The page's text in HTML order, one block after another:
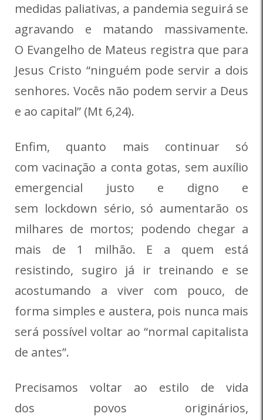
medidas paliativas, a pandemia seguirá se
agravando e matando massivamente.
O Evangelho de Mateus registra que para
Jesus Cristo “ninguém pode servir a dois
senhores. Vocês não podem servir a Deus
e ao capital” (Mt 6,24).
Enfim, quanto mais continuar só
com vacinação a conta gotas, sem auxílio
emergencial justo e digno e
sem lockdown sério, só aumentarão os
milhares de mortos; podendo chegar a
mais de 1 milhão. E a quem está
resistindo, sugiro já ir treinando e se
acostumando a viver com pouco, de
forma simples e austera, pois nunca mais
será possível voltar ao “normal capitalista
de antes”.
Precisamos voltar ao estilo de vida
dos povos originários,